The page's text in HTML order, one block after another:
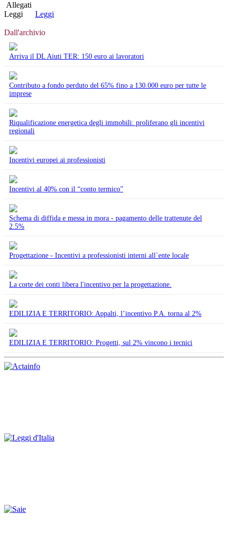
Allegati
Leggi
Leggi
Dall'archivio
Arriva il DL Aiuti TER: 150 euro ai lavoratori
Contributo a fondo perduto del 65% fino a 130.000 euro per tutte le
imprese
Riqualificazione energetica degli immobili: proliferano gli incentivi
regionali
Incentivi europei ai professionisti
Incentivi al 40% con il “conto termico”
Schema di diffida e messa in mora - pagamento delle trattenute del
2.5%
Progettazione - Incentivi a professionisti interni all`ente locale
La corte dei conti libera l'incentivo per la progettazione.
EDILIZIA E TERRITORIO: Appalti, l’incentivo P.A. torna al 2%
EDILIZIA E TERRITORIO: Progetti, sul 2% vincono i tecnici